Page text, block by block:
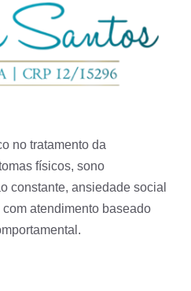
no tratamento da
físicos, sono
constante, ansiedade social
atendimento baseado